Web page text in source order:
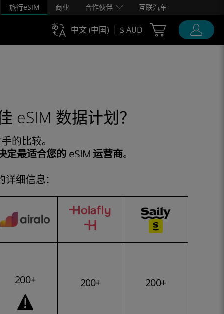
旅行eSIM 商业 合作伙伴 互联汽车
中文 (中国) $ AUD Cart Ubigi
eSIM 数据计划？
的比较。
定最适合您的 eSIM 运营商。
细信息：
200+ 200+ 200+